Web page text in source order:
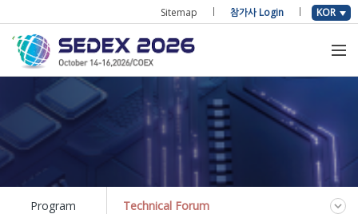
Sitemap 참가사 Login KOR
Program Technical Forum